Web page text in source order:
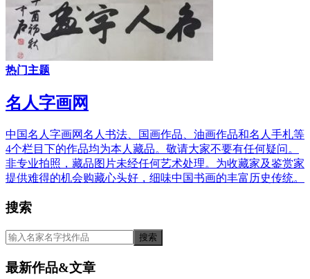
热门主题
名人字画网
中国名人字画网名人书法、国画作品、油画作品和名人手札等
4个栏目下的作品均为本人藏品。敬请大家不要有任何疑问。
非专业拍照，藏品图片未经任何艺术处理。为收藏家及鉴赏家
提供难得的机会购藏心头好，细味中国书画的丰富历史传统。
搜索
最新作品&文章